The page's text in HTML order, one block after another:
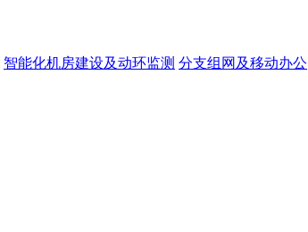
智能化机房建设及动环监测 分支组网及移动办公